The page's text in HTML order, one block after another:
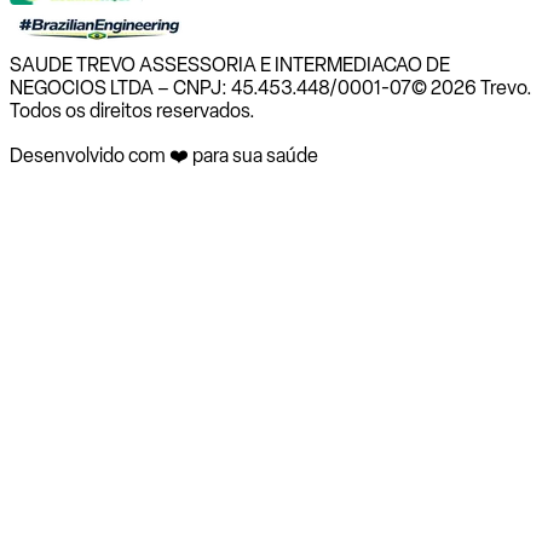
SAUDE TREVO ASSESSORIA E INTERMEDIACAO DE
NEGOCIOS LTDA – CNPJ: 45.453.448/0001-07© 2026 Trevo.
Todos os direitos reservados.
Desenvolvido com ❤️ para sua saúde